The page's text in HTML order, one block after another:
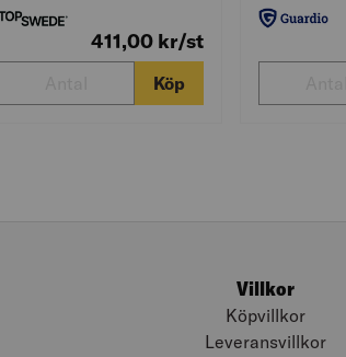
411,00 kr/st
Köp
Villkor
Köpvillkor
Leveransvillkor